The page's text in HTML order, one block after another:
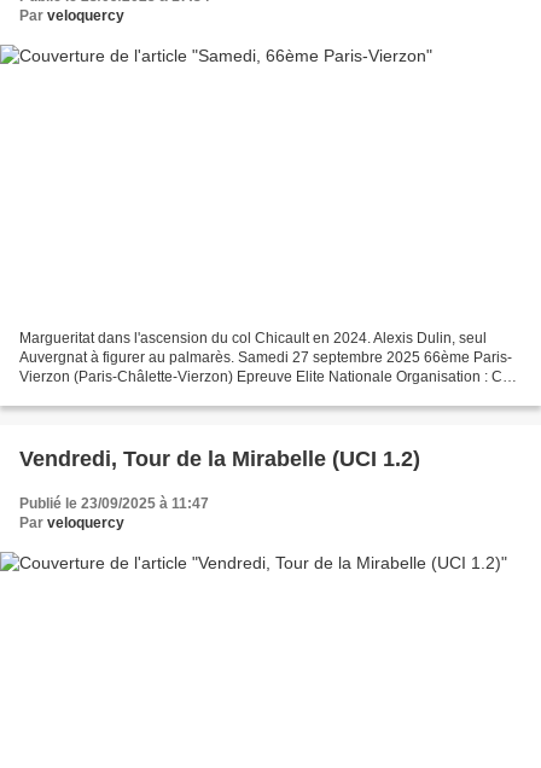
Par veloquercy
Margueritat dans l'ascension du col Chicault en 2024. Alexis Dulin, seul
Auvergnat à figurer au palmarès. Samedi 27 septembre 2025 66ème Paris-
Vierzon (Paris-Châlette-Vierzon) Epreuve Elite Nationale Organisation : CC
Vendredi, Tour de la Mirabelle (UCI 1.2)
Publié le 23/09/2025 à 11:47
Par veloquercy